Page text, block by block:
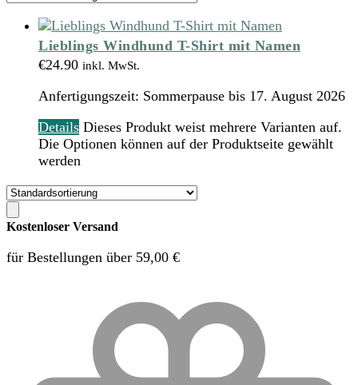
Lieblings Windhund T-Shirt mit Namen
€24.90 inkl. MwSt.
Anfertigungszeit: Sommerpause bis 17. August 2026
Details Dieses Produkt weist mehrere Varianten auf.
Die Optionen können auf der Produktseite gewählt
werden
Kostenloser Versand
für Bestellungen über 59,00 €